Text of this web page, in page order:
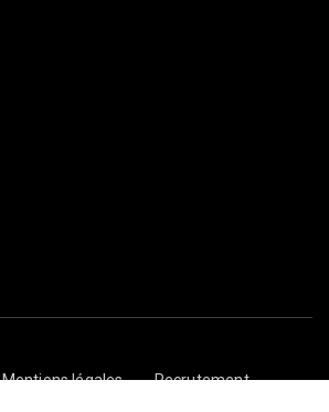
Mentions légales
Recrutement